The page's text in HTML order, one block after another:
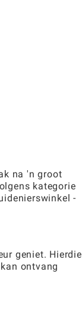
na 'n groot
kategorie
-
geniet. Hierdie
ontvang